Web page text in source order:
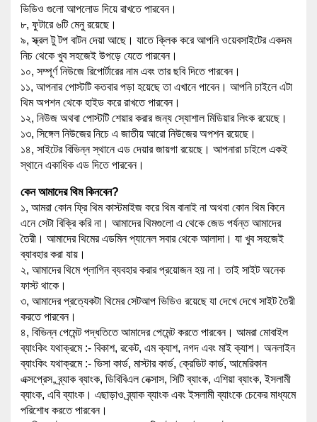
ভিডিও গুলো আপলোড দিয়ে রাখতে পারবেন।
৮, ফুটারে ৬টি মেনু রয়েছে।
৯, স্ক্রল টু টপ বাটন দেয়া আছে। যাতে ক্লিক করে আপনি ওয়েবসাইটের একদম
নিচ থেকে খুব সহজেই উপড়ে যেতে পারবেন।
১০, সম্পূর্ণ নিউজে রিপোর্টারের নাম এবং তার ছবি দিতে পারবেন।
১১, আপনার পোস্টটি কতবার পড়া হয়েছে তা এখানে পাবেন। আপনি চাইলে এটা
থিম অপশন থেকে হাইড করে রাখতে পারবেন।
১২, নিউজ অথবা পোস্টটি শেয়ার করার জন্য স্যোশাল মিডিয়ার লিংক রয়েছে।
১৩, সিঙ্গেল নিউজের নিচে এ জাতীয় আরো নিউজের অপশন রয়েছে।
১৪, সাইটের বিভিন্ন স্থানে এড দেয়ার জায়গা রয়েছে। আপনারা চাইলে একই
স্থানে একাধিক এড দিতে পারবেন।
কেন আমাদের থিম কিনবেন?
১, আমরা কোন ফ্রি থিম কাস্টমাইজ করে থিম বানাই না অথবা কোন থিম কিনে
এনে সেটা বিক্রি করি না। আমাদের থিমগুলো এ থেকে জেড পর্যন্ত আমাদের
তৈরী। আমাদের থিমের এডমিন প্যানেল সবার থেকে আলাদা। যা খুব সহজেই
ব্যাবহার করা যায়।
২, আমাদের থিমে প্লাগিন ব্যবহার করার প্রয়োজন হয় না। তাই সাইট অনেক
ফাস্ট থাকে।
৩, আমাদের প্রত্যেকটা থিমের সেটআপ ভিডিও রয়েছে যা দেখে দেখে সাইট তৈরী
করতে পারবেন।
৪, বিভিন্ন পেমেন্ট পদ্ধতিতে আমাদের পেমেন্ট করতে পারবেন। আমরা মোবাইল
ব্যাংকিং যথাক্রমে :- বিকাশ, রকেট, এম ক্যাশ, নগদ এবং মাই ক্যাশ। অনলাইন
ব্যাংকিং যথাক্রমে :- ভিসা কার্ড, মাস্টার কার্ড, ক্রেডিট কার্ড, আমেরিকান
এক্সপ্রেস, ব্র্যাক ব্যাংক, ডিবিবিএল নেক্সাস, সিটি ব্যাংক, এশিয়া ব্যাংক, ইসলামী
ব্যাংক, এবি ব্যাংক। এছাড়াও ব্র্যাক ব্যাংক এবং ইসলামী ব্যাংকে চেকের মাধ্যমে
পরিশোধ করতে পারবেন।